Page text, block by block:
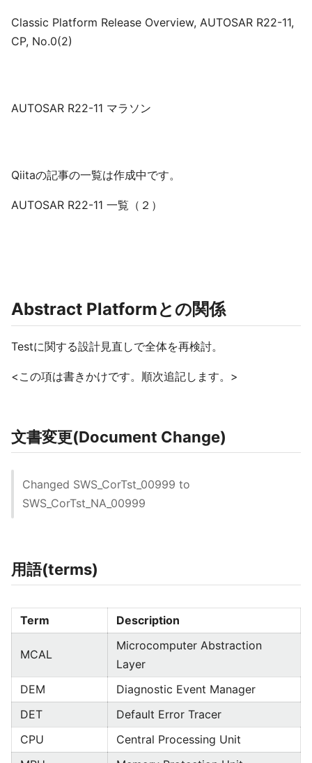
Classic Platform Release Overview, AUTOSAR R22-11,
CP, No.0(2)
AUTOSAR R22-11 マラソン
Qiitaの記事の一覧は作成中です。
AUTOSAR R22-11 一覧（２）
Abstract Platformとの関係
Testに関する設計見直しで全体を再検討。
<この項は書きかけです。順次追記します。>
文書変更(Document Change)
Changed SWS_CorTst_00999 to
SWS_CorTst_NA_00999
用語(terms)
Term Description
MCAL
Microcomputer Abstraction
Layer
DEM
Diagnostic Event Manager
DET
Default Error Tracer
CPU
Central Processing Unit